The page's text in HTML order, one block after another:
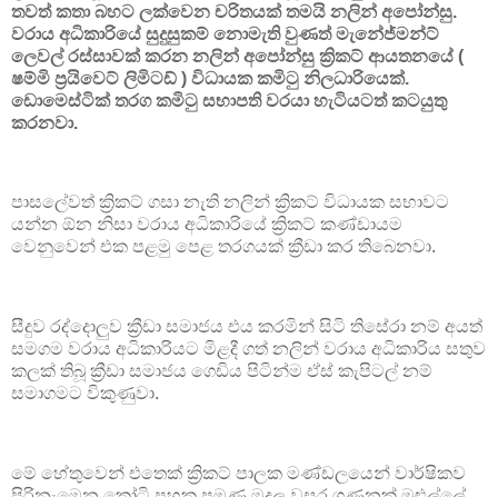
තවත් කතා බහට ලක්වෙන චරිතයක් තමයි නලින් අපෝන්සු.
වරාය අධිකාරියේ සුදුසුකම් නොමැති වුණත් මැනේජ්මන්ට්
ලෙවල් රස්සාවක් කරන නලින් අපෝන්සු ක්‍රිකට් ආයතනයේ (
ෂම්මි ප්‍රයිවෙට් ලිමිටඩ් ) විධායක කමිටු නිලධාරියෙක්.
ඩොමෙස්ටික් තරග කමිටු සභාපති වරයා හැටියටත් කටයුතු
කරනවා.
පාසලේවත් ක්‍රිකට් ගසා නැති නලින් ක්‍රිකට් විධායක සභාවට
යන්න ඕන නිසා වරාය අධිකාරියේ ක්‍රිකට් කණ්ඩායම
වෙනුවෙන් එක පළමු පෙළ තරගයක් ක්‍රීඩා කර තිබෙනවා.
සීදුව රද්දොලුව ක්‍රීඩා සමාජය එය කරමින් සිටි තිසේරා නම් අයත්
සමගම වරාය අධිකාරියට මිළදී ගත් නලින් වරාය අධිකාරිය සතුව
කලක් තිබූ ක්‍රීඩා සමාජය ගෙඩිය පිටින්ම ඒස් කැපිටල් නම්
සමාගමට විකුණුවා.
මේ හේතුවෙන් එතෙක් ක්‍රිකට් පාලක මණ්ඩලයෙන් වාර්ෂිකව